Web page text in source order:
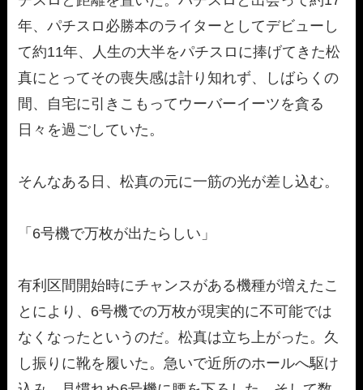
年、パチスロ必勝本のライターとしてデビューし
て約11年、人生の大半をパチスロに捧げてきた松
真にとってその喪失感は計り知れず、しばらくの
間、自宅に引きこもってウーバーイーツを貪る
日々を過ごしていた。
そんなある日、松真の元に一筋の光が差し込む。
「6号機で万枚が出たらしい」
有利区間開始時にチャンスがある機種が増えたこ
とにより、6号機での万枚が現実的に不可能では
なくなったというのだ。松真は立ち上がった。久
し振りに靴を履いた。急いで近所のホールへ駆け